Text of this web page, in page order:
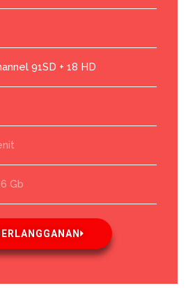
91SD + 18 HD
Gb